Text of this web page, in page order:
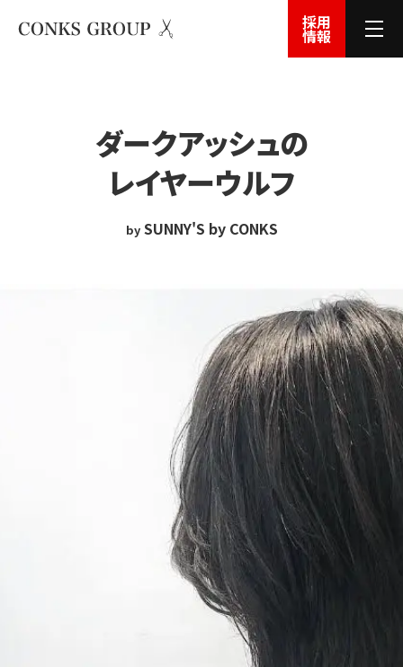
採用
情報
ダークアッシュの
レイヤーウルフ
bySUNNY'S by CONKS